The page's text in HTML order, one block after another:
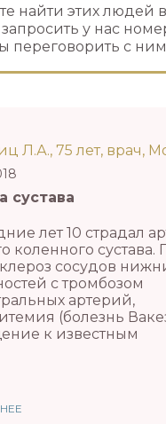
найти этих людей
у нас
переговорить с
Л.А., 75 лет, врач,
сустава
лет 10 страдал
коленного сустава.
сосудов
с тромбозом
артерий,
(болезнь
к известным